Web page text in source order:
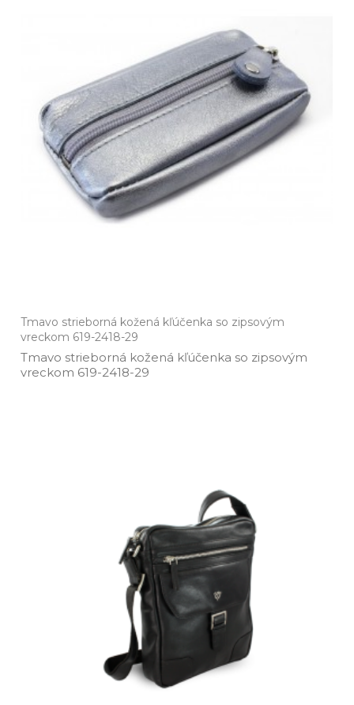
Tmavo strieborná kožená kľúčenka so zipsovým
vreckom 619-2418-29
Tmavo strieborná kožená kľúčenka so zipsovým
vreckom 619­-2418­-29